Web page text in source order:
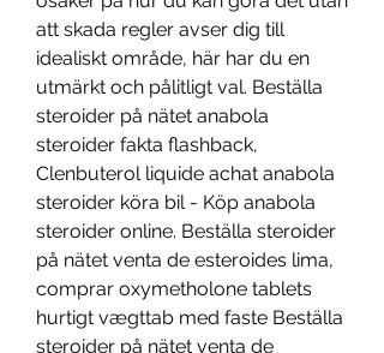
att skada regler avser dig till
idealiskt område, här har du en
utmärkt och pålitligt val. Beställa
steroider på nätet anabola
steroider fakta flashback,
Clenbuterol liquide achat anabola
steroider köra bil - Köp anabola
steroider online. Beställa steroider
på nätet venta de esteroides lima,
comprar oxymetholone tablets
hurtigt vægttab med faste Beställa
steroider på nätet venta de